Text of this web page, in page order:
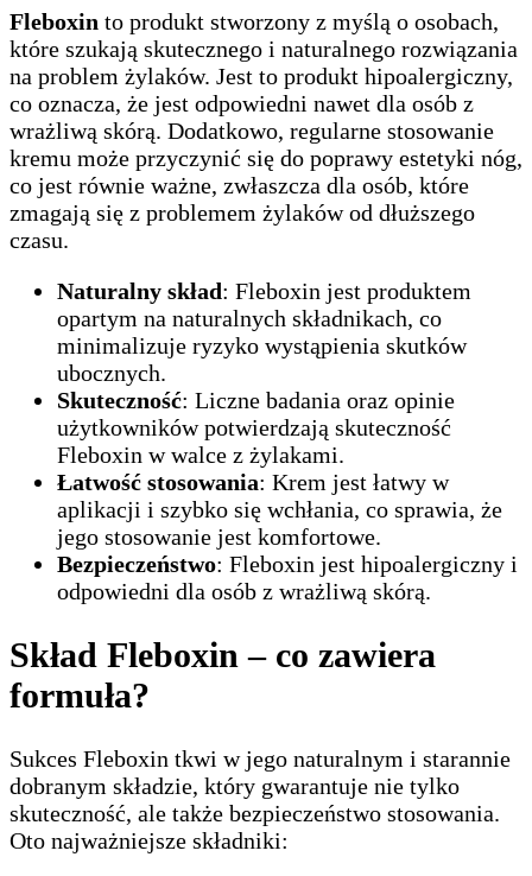
Fleboxin to produkt stworzony z myślą o osobach,
które szukają skutecznego i naturalnego rozwiązania
na problem żylaków. Jest to produkt hipoalergiczny,
co oznacza, że jest odpowiedni nawet dla osób z
wrażliwą skórą. Dodatkowo, regularne stosowanie
kremu może przyczynić się do poprawy estetyki nóg,
co jest równie ważne, zwłaszcza dla osób, które
zmagają się z problemem żylaków od dłuższego
czasu.
Naturalny skład: Fleboxin jest produktem
opartym na naturalnych składnikach, co
minimalizuje ryzyko wystąpienia skutków
ubocznych.
Skuteczność: Liczne badania oraz opinie
użytkowników potwierdzają skuteczność
Fleboxin w walce z żylakami.
Łatwość stosowania: Krem jest łatwy w
aplikacji i szybko się wchłania, co sprawia, że
jego stosowanie jest komfortowe.
Bezpieczeństwo: Fleboxin jest hipoalergiczny i
odpowiedni dla osób z wrażliwą skórą.
Skład Fleboxin – co zawiera
formuła?
Sukces Fleboxin tkwi w jego naturalnym i starannie
dobranym składzie, który gwarantuje nie tylko
skuteczność, ale także bezpieczeństwo stosowania.
Oto najważniejsze składniki: